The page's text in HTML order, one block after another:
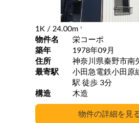
1K / 24.00m 2
物件名
栄コーポ
築年
1978年09月
住所
神奈川県秦野市南
最寄駅
小田急電鉄小田原
駅 徒歩 3分
構造
木造